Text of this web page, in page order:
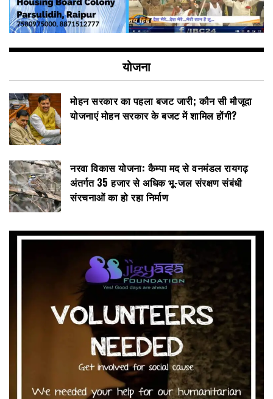
योजना
मोहन सरकार का पहला बजट जारी; कौन सी मौजूदा
योजनाएं मोहन सरकार के बजट में शामिल होंगी?
नरवा विकास योजना: कैम्पा मद से वनमंडल रायगढ़
अंतर्गत 35 हजार से अधिक भू-जल संरक्षण संबंधी
संरचनाओं का हो रहा निर्माण